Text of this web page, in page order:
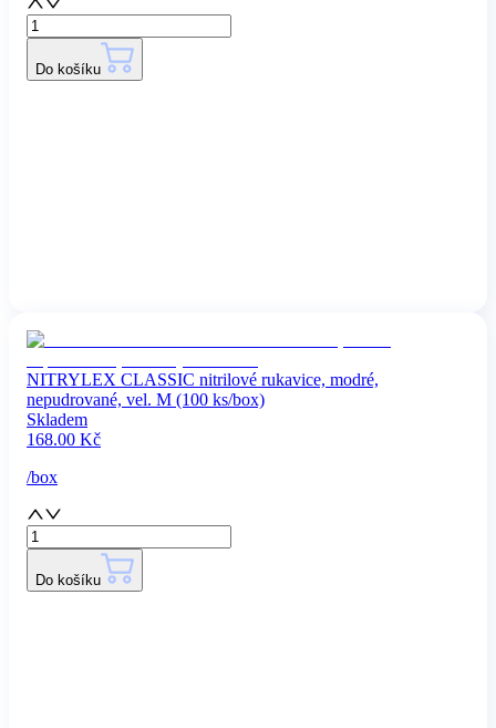
Do košíku
NITRYLEX CLASSIC nitrilové rukavice, modré,
nepudrované, vel. M (100 ks/box)
Skladem
168.00 Kč
/box
Do košíku